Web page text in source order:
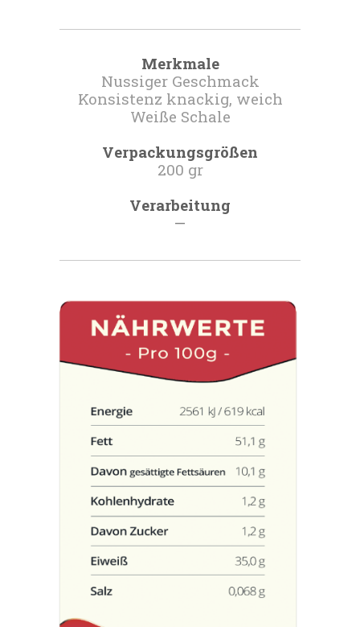
Merkmale
Nussiger Geschmack
Konsistenz knackig, weich
Weiße Schale
Verpackungsgrößen
200 gr
Verarbeitung
—